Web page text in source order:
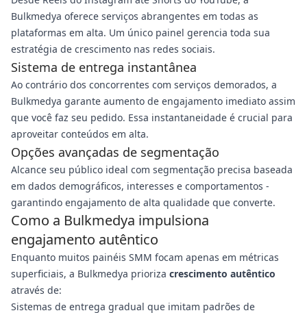
Bulkmedya oferece serviços abrangentes em todas as
plataformas em alta. Um único painel gerencia toda sua
estratégia de crescimento nas redes sociais.
Sistema de entrega instantânea
Ao contrário dos concorrentes com serviços demorados, a
Bulkmedya garante aumento de engajamento imediato assim
que você faz seu pedido. Essa instantaneidade é crucial para
aproveitar conteúdos em alta.
Opções avançadas de segmentação
Alcance seu público ideal com segmentação precisa baseada
em dados demográficos, interesses e comportamentos -
garantindo engajamento de alta qualidade que converte.
Como a Bulkmedya impulsiona
engajamento autêntico
Enquanto muitos painéis SMM focam apenas em métricas
superficiais, a Bulkmedya prioriza crescimento autêntico
através de:
Sistemas de entrega gradual que imitam padrões de